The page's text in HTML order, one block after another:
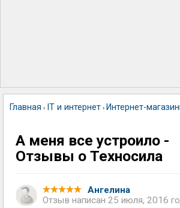
Главная › IT и интернет › Интернет-
А меня все устроило -
Отзывы о Техносила
Ангелина
Отзыв написан 25 июля, 2016